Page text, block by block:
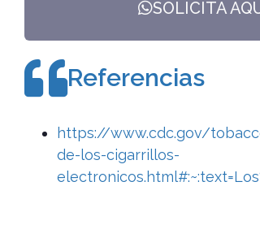
SOLICITA
Referencias
https://www.cdc.gov/
de-los-cigarrillos-